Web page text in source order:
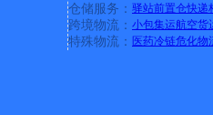
仓储服务： 驿站前置仓快递
跨境物流： 小包集运航空货
特殊物流： 医药冷链危化物
江省鹤岗市萝北县延军农场中